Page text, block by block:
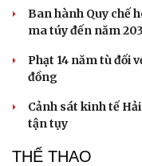
Sân khấu - Điện ảnh
Âm nhạc
Di sản
Ban hành Quy chế
ma túy đến năm
Phạt 14 năm tù đối
đồng
Cảnh sát kinh tế
tận tụy
THỂ THAO